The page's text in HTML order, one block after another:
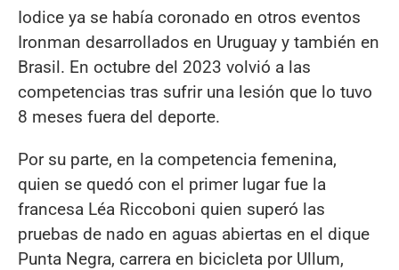
Iodice ya se había coronado en otros eventos
Ironman desarrollados en Uruguay y también en
Brasil. En octubre del 2023 volvió a las
competencias tras sufrir una lesión que lo tuvo
8 meses fuera del deporte.
Por su parte, en la competencia femenina,
quien se quedó con el primer lugar fue la
francesa Léa Riccoboni quien superó las
pruebas de nado en aguas abiertas en el dique
Punta Negra, carrera en bicicleta por Ullum,